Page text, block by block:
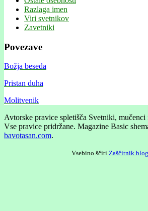
Razlaga imen
Viri svetnikov
Zavetniki
Povezave
Božja beseda
Pristan duha
Molitvenik
Avtorske pravice spletišča Svetniki,
Vse pravice pridržane. Magazine Basic
bavotasan.com.
Vsebino ščiti Zaščitnik